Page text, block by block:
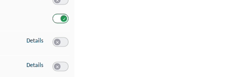
Details zu Erstellung von Profilen für personalisierte Werbung
Details zu Verwendung von Profilen zur Auswahl personalisierter Werbung